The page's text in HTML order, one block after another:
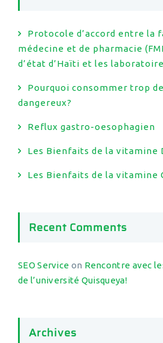
Protocole d’accord entre la
médecine et de pharmacie
d’état d’Haïti et les
Pourquoi consommer trop
dangereux?
Reflux gastro-oesophagien
Les Bienfaits de la vitamine
Les Bienfaits de la vitamine
Recent Comments
SEO Service on Rencontre avec
de l’université Quisqueya!
Archives